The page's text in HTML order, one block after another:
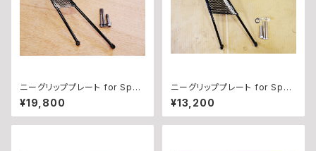
ニーグリッププレート for Sport
ster with Rearsets（~’03年）
¥19,800
ニーグリッププレート for Sport
ster with Rearsets（’04年
～）
¥13,200